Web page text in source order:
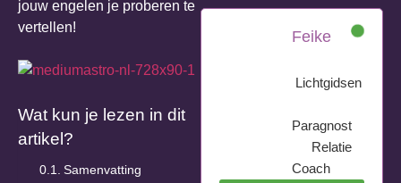
jouw engelen je proberen te
vertellen!
Wat kun je lezen in dit
artikel?
Samenvatting
Feike
Lichtgidsen
Paragnost
Relatie
Coach